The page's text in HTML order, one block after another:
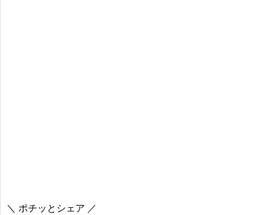
＼ ポチッとシェア ／